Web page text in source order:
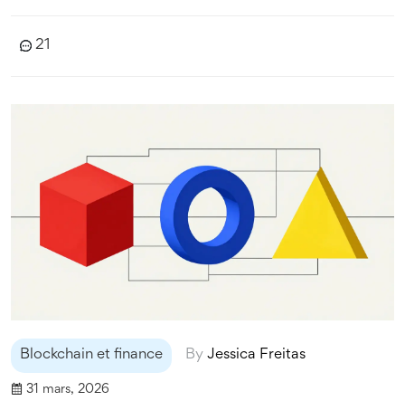
21
Blockchain et finance By Jessica Freitas
31 mars, 2026